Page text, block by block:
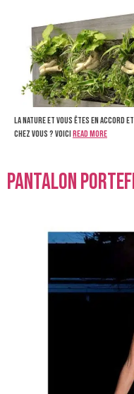
La nature et vous êtes en accord
chez vous ? VoiciRead more
pantalon